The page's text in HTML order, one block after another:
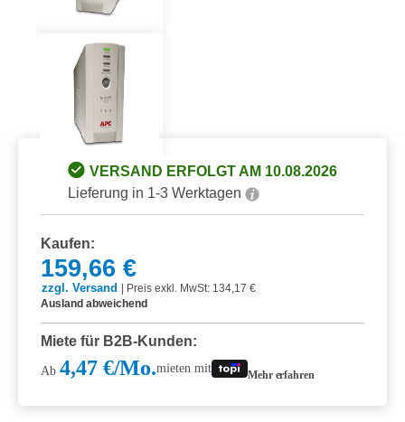
VERSAND ERFOLGT AM 10.08.2026
Lieferung in 1-3 Werktagen
Kaufen:
159,66 €
zzgl. Versand
Preis exkl. MwSt: 134,17 €
Ausland abweichend
Miete für B2B-Kunden:
Ab 4,47 €/Mo.mieten mit Mehr erfahren